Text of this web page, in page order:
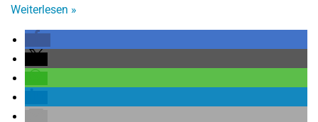
Weiterlesen »